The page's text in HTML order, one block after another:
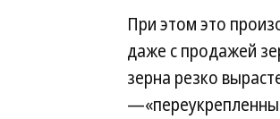
При этом это
даже с продажей
зерна резко